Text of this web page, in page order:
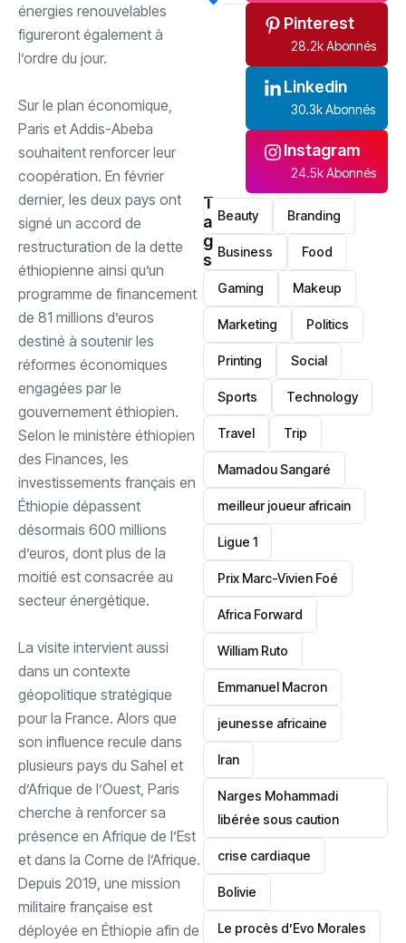
énergies renouvelables
figureront également à
l’ordre du jour.
‎Sur le plan économique,
Paris et Addis-Abeba
souhaitent renforcer leur
coopération. En février
dernier, les deux pays ont
signé un accord de
restructuration de la dette
éthiopienne ainsi qu’un
programme de financement
de 81 millions d’euros
destiné à soutenir les
réformes économiques
engagées par le
gouvernement éthiopien.
Selon le ministère éthiopien
des Finances, les
investissements français en
Éthiopie dépassent
désormais 600 millions
d’euros, dont plus de la
moitié est consacrée au
secteur énergétique.
‎La visite intervient aussi
dans un contexte
géopolitique stratégique
pour la France. Alors que
son influence recule dans
plusieurs pays du Sahel et
d’Afrique de l’Ouest, Paris
cherche à renforcer sa
présence en Afrique de l’Est
et dans la Corne de l’Afrique.
Depuis 2019, une mission
militaire française est
déployée en Éthiopie afin de
Pinterest
28.2k Abonnés
Linkedin
30.3k Abonnés
Instagram
24.5k Abonnés
T
a
g
s
Beauty Branding
Business Food
Gaming Makeup
Marketing Politics
Printing Social
Sports Technology
Travel Trip
Mamadou Sangaré
meilleur joueur africain
Ligue 1
Prix Marc-Vivien Foé
‎Africa Forward
William Ruto
Emmanuel Macron
jeunesse africaine
‎Iran
Narges Mohammadi
libérée sous caution
crise cardiaque
‎Bolivie
Le procès d’Evo Morales